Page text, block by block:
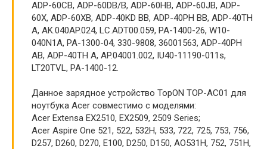
ADP-60CB, ADP-60DB/B, ADP-60HB, ADP-60JB, ADP-
60X, ADP-60XB, ADP-40KD BB, ADP-40PH BB, ADP-40TH
A, AK.040AP.024, LC.ADT00.059, PA-1400-26, W10-
040N1A, PA-1300-04, 330-9808, 36001563, ADP-40PH
AB, ADP-40TH A, AP.04001.002, IU40-11190-011s,
LT20TVL, PA-1400-12.
Данное зарядное устройство TopON TOP-AC01 для
ноутбука Acer совместимо с моделями:
Acer Extensa EX2510, EX2509, 2509 Series;
Acer Aspire One 521, 522, 532H, 533, 722, 725, 753, 756,
D257, D260, D270, E100, D250, D150, AO531H, 752, 751H,